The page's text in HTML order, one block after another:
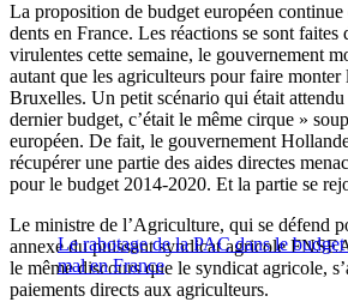
La proposition de budget européen
dents en France. Les réactions se sont faites
virulentes cette semaine, le gouvernement
autant que les agriculteurs pour faire monter
Bruxelles. Un petit scénario qui était
dernier budget, c’était le même cirque »
européen. De fait, le gouvernement
récupérer une partie des aides directes
pour le budget 2014-2020. Et la partie se
Le rabotage de la PAC dans le budget
mal en France
Le ministre de l’Agriculture, qui se défend
annexe du puissant syndicat agricole
le même discours que le syndicat agricole,
paiements directs aux agriculteurs.